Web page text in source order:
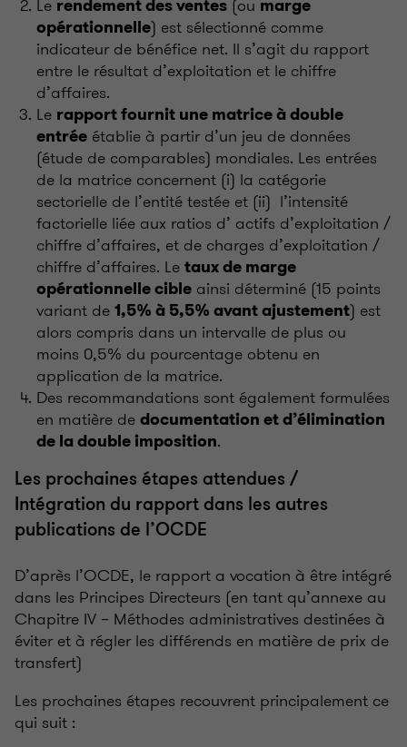
Le rendement des ventes (ou marge
opérationnelle) est sélectionné comme
indicateur de bénéfice net. Il s’agit du rapport
entre le résultat d’exploitation et le chiffre
d’affaires.
Le rapport fournit une matrice à double
entrée établie à partir d’un jeu de données
(étude de comparables) mondiales. Les entrées
de la matrice concernent (i) la catégorie
sectorielle de l’entité testée et (ii) l’intensité
factorielle liée aux ratios d’ actifs d’exploitation /
chiffre d’affaires, et de charges d’exploitation /
chiffre d’affaires. Le taux de marge
opérationnelle cible ainsi déterminé (15 points
variant de 1,5% à 5,5% avant ajustement) est
alors compris dans un intervalle de plus ou
moins 0,5% du pourcentage obtenu en
application de la matrice.
Des recommandations sont également formulées
en matière de documentation et d’élimination
de la double imposition.
Les prochaines étapes attendues /
Intégration du rapport dans les autres
publications de l’OCDE
D’après l’OCDE, le rapport a vocation à être intégré
dans les Principes Directeurs (en tant qu’annexe au
Chapitre IV – Méthodes administratives destinées à
éviter et à régler les différends en matière de prix de
transfert)
Les prochaines étapes recouvrent principalement ce
qui suit :